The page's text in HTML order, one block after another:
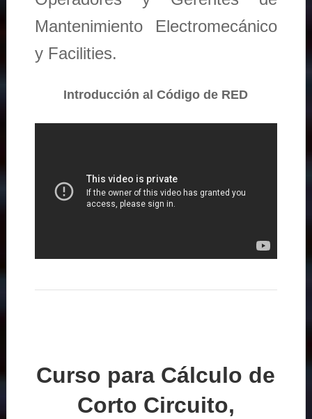
Mantenimiento Electromecánico
y Facilities.
Introducción al Código de RED
Curso para Cálculo de
Corto Circuito,